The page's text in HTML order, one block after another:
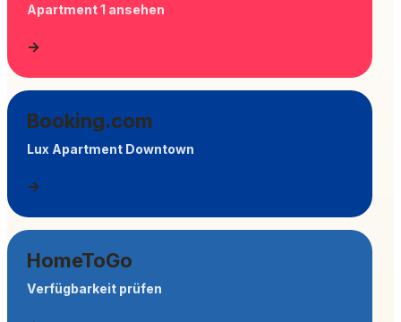
Apartment 1 ansehen
→
Booking.com
Lux Apartment Downtown
→
HomeToGo
Verfügbarkeit prüfen